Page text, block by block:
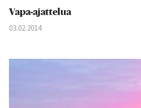
Vapa-ajattelua
03.02.2014